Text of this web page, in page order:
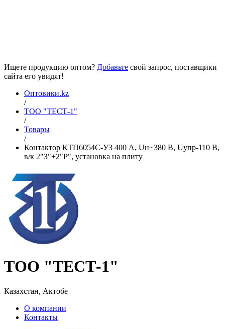
Ищете продукцию оптом? Добавьте свой запрос, поставщики
сайта его увидят!
Оптовики.kz
/
ТОО "ТЕСТ-1"
/
Товары
/
Контактор КТП6054С-У3 400 А, Uн~380 В, Uупр-110 В,
в/к 2"З"+2"Р", установка на плиту
ТОО "ТЕСТ-1"
Казахстан, Актобе
О компании
Контакты